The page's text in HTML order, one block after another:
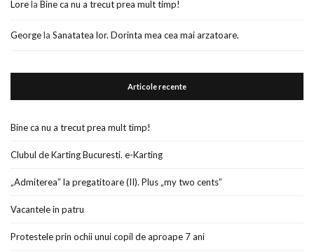
Lorela Bine ca nu a trecut prea mult timp!
Georgela Sanatatea lor. Dorinta mea cea mai arzatoare.
Articole recente
Bine ca nu a trecut prea mult timp!
Clubul de Karting Bucuresti. e-Karting
„Admiterea” la pregatitoare (II). Plus „my two cents”
Vacantele in patru
Protestele prin ochii unui copil de aproape 7 ani